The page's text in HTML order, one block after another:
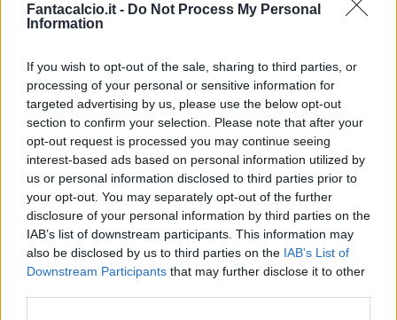
Fantacalcio.it - Do Not Process My Personal
Information
If you wish to opt-out of the sale, sharing to third parties, or
processing of your personal or sensitive information for
targeted advertising by us, please use the below opt-out
section to confirm your selection. Please note that after your
opt-out request is processed you may continue seeing
interest-based ads based on personal information utilized by
us or personal information disclosed to third parties prior to
your opt-out. You may separately opt-out of the further
disclosure of your personal information by third parties on the
IAB’s list of downstream participants. This information may
also be disclosed by us to third parties on the IAB’s List of
Downstream Participants that may further disclose it to other
Bonus Malus
Presenze a
voto
Quotazioni